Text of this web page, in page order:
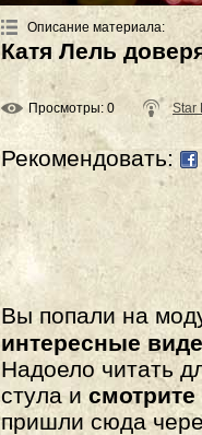
Описание материала:
Катя Лель
Просмотры: 0 Star
Рекомендовать:
Вы попали на
интересные
Надоело читать
стула и
пришли сюда